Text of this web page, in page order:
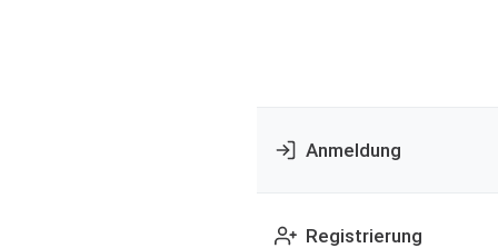
Anmeldung
Registrierung